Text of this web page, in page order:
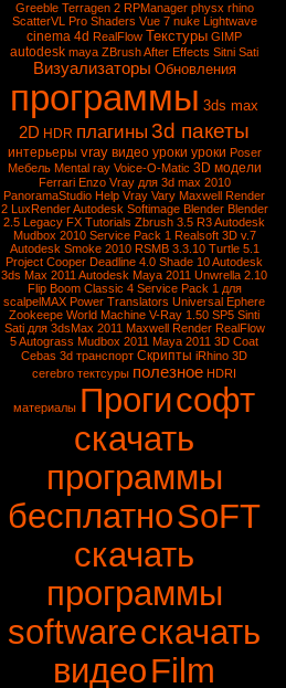
Greeble Terragen 2 RPManager physx rhino
ScatterVL Pro Shaders Vue 7 nuke Lightwave
cinema 4d RealFlow Текстуры GIMP
autodesk maya ZBrushAfter Effects Sitni Sati
Визуализаторы Обновления
программы 3ds max
2D HDR плагины 3d пакеты
интерьеры vray видео уроки уроки Poser
Мебель Mental ray Voice-O-Matic 3D модели
Ferrari Enzo Vray для 3d max 2010
PanoramaStudio Help Vray Vary Maxwell Render
2 LuxRender Autodesk Softimage Blender Blender
2.5 Legacy FX Tutorials Zbrush 3.5 R3Autodesk
Mudbox 2010 Service Pack 1 Realsoft 3D v.7
Autodesk Smoke 2010 RSMB 3.3.10 Turtle 5.1
Project Cooper Deadline 4.0 Shade 10Autodesk
3ds Max 2011 Autodesk Maya 2011 Unwrella 2.10
Flip Boom Classic 4 Service Pack 1 для
scalpelMAX Power Translators Universal Ephere
Zookeepe World Machine V-Ray 1.50 SP5 Sinti
Sati для 3dsMax 2011 Maxwell Render RealFlow
5Autograss Mudbox 2011 Maya 2011 3D Coat
Cebas 3d транспорт Скрипты iRhino 3D
cerebro тектсуры полезное HDRI
материалы Прогисофт
скачать
программы
бесплатноSoFT
скачать
программы
softwareскачать
видеоFilm